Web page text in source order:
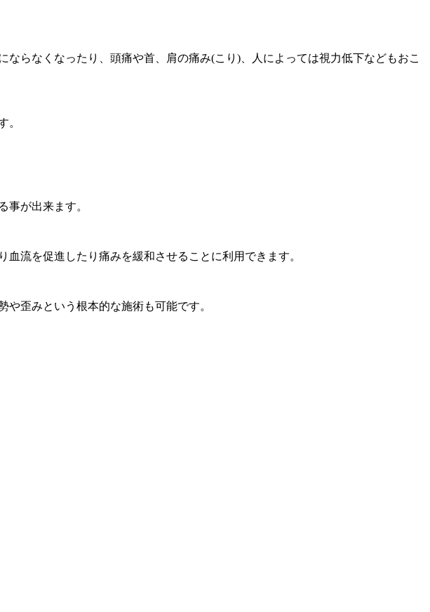
らなくなったり、頭痛や首、肩の痛み(こり)、人によっては視力低下などもおこ
。
事が出来ます。
流を促進したり痛みを緩和させることに利用できます。
歪みという根本的な施術も可能です。